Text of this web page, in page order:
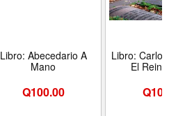
Libro: Abecedario A
Mano
Q100.00
Libro:
El
Q